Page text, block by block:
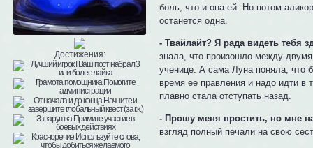
Достижения:
боль, что и она ей. Но потом
останется одна.
- Твайлайт? Я рада видеть тебя
знала, что произошло между
ученице. А сама Луна поняла, что
время ее правления и надо идти в
плавно стала отступать назад.
- Прошу меня простить, но мне
взгляд полный печали на свою